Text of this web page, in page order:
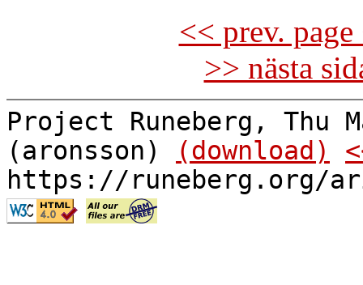
<< prev.
>> nästa
Project Runeberg, Thu
(aronsson)
(download)
https://runeberg.org/